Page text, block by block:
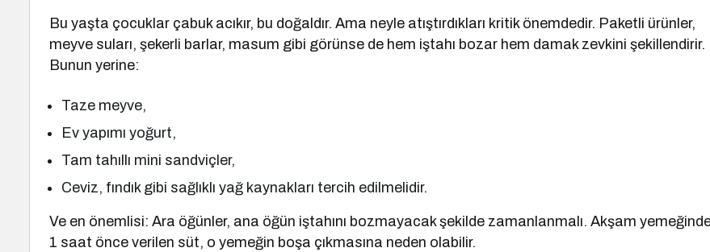
Bu yaşta çocuklar çabuk acıkır, bu doğaldır. Ama neyle atıştırdıkları kritik önemdedir. Paketli ürünler,
meyve suları, şekerli barlar, masum gibi görünse de hem iştahı bozar hem damak zevkini şekillendirir.
Bunun yerine:
Taze meyve,
Ev yapımı yoğurt,
Tam tahıllı mini sandviçler,
Ceviz, fındık gibi sağlıklı yağ kaynakları tercih edilmelidir.
Ve en önemlisi: Ara öğünler, ana öğün iştahını bozmayacak şekilde zamanlanmalı. Akşam
1 saat önce verilen süt, o yemeğin boşa çıkmasına neden olabilir.